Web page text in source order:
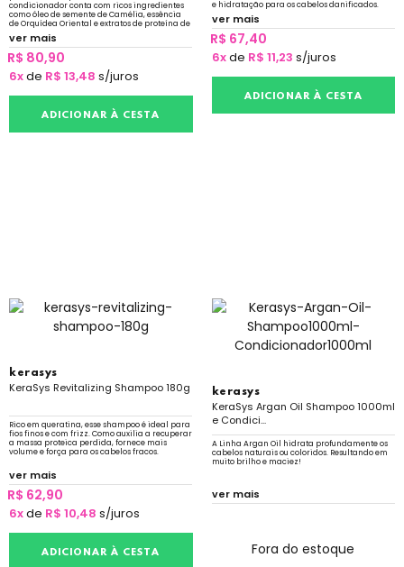
condicionador conta com ricos ingredientes
como óleo de semente de Camélia, essência
de Orquídea Oriental e extratos de proteína de
trigo hidrolisada. Confere maciez e brilho.
ver mais
R$ 80,90
6xde R$ 13,48 s/juros
ADICIONAR À CESTA
e hidratação para os cabelos danificados.
ver mais
R$ 67,40
6xde R$ 11,23 s/juros
ADICIONAR À CESTA
kerasys
KeraSys Revitalizing Shampoo 180g
Rico em queratina, esse shampoo é ideal para
fios finos e com frizz. Como auxilia a recuperar
a massa proteica perdida, fornece mais
volume e força para os cabelos fracos.
ver mais
R$ 62,90
6xde R$ 10,48 s/juros
ADICIONAR À CESTA
kerasys
KeraSys Argan Oil Shampoo 1000ml
e Condici...
A Linha Argan Oil hidrata profundamente os
cabelos naturais ou coloridos. Resultando em
muito brilho e maciez!
ver mais
Fora do estoque